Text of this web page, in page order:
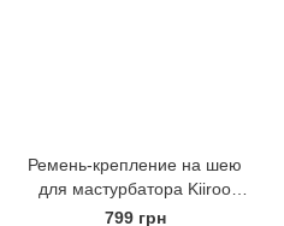
Ремень-крепление на шею
для мастурбатора Kiiroo
Keon neck strap
799 грн